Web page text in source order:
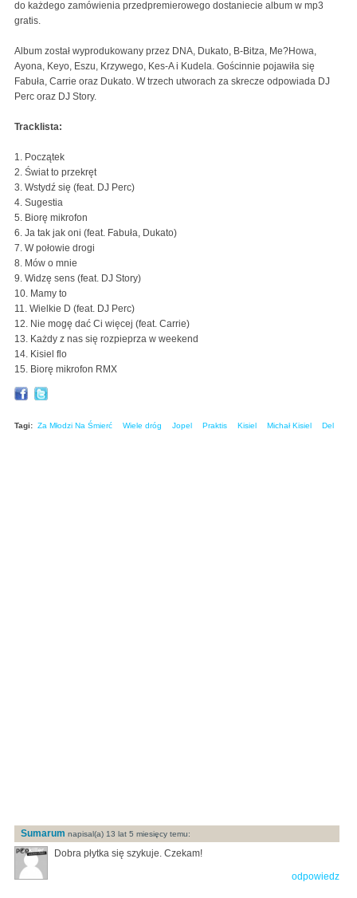
do każdego zamówienia przedpremierowego dostaniecie album w mp3
gratis.
Album został wyprodukowany przez DNA, Dukato, B-Bitza, Me?Howa,
Ayona, Keyo, Eszu, Krzywego, Kes-A i Kudela. Gościnnie pojawiła się
Fabuła, Carrie oraz Dukato. W trzech utworach za skrecze odpowiada DJ
Perc oraz DJ Story.
Tracklista:
1. Początek
2. Świat to przekręt
3. Wstydź się (feat. DJ Perc)
4. Sugestia
5. Biorę mikrofon
6. Ja tak jak oni (feat. Fabuła, Dukato)
7. W połowie drogi
8. Mów o mnie
9. Widzę sens (feat. DJ Story)
10. Mamy to
11. Wielkie D (feat. DJ Perc)
12. Nie mogę dać Ci więcej (feat. Carrie)
13. Każdy z nas się rozpieprza w weekend
14. Kisiel flo
15. Biorę mikrofon RMX
Tagi: Za Młodzi Na Śmierć Wiele dróg Jopel Praktis Kisiel Michał Kisiel Del
Sumarum napisal(a) 13 lat 5 miesięcy temu:
Dobra płytka się szykuje. Czekam!
odpowiedz